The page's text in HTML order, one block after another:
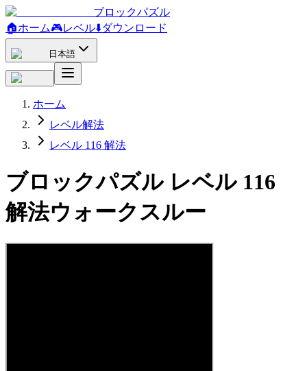
ブロックパズル
🏠ホーム🎮レベル⬇️ダウンロード
日本語
ホーム
レベル解法
レベル 116 解法
ブロックパズル レベル 116
解法ウォークスルー